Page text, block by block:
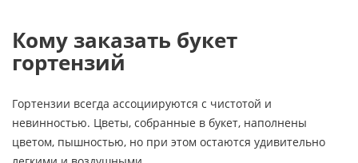
Кому заказать букет
гортензий
Гортензии всегда ассоциируются с чистотой и
невинностью. Цветы, собранные в букет, наполнены
цветом, пышностью, но при этом остаются удивительно